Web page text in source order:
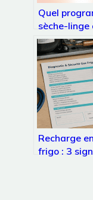
Quel
sèche-linge
pour ne
le linge
Recharge
frigo : 3